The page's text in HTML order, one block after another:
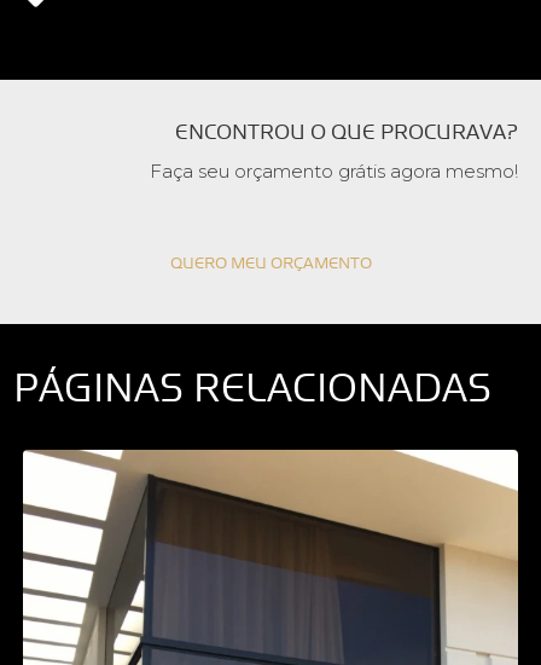
ENCONTROU O QUE PROCURAVA?
Faça seu orçamento grátis agora mesmo!
QUERO MEU ORÇAMENTO
PÁGINAS RELACIONADAS